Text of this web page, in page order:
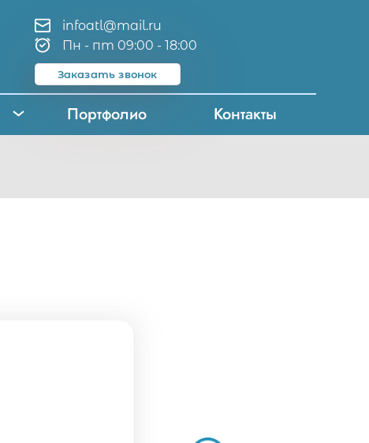
infoatl@mail.ru
Пн - пт 09:00 - 18:00
Заказать звонок
Портфолио Контакты